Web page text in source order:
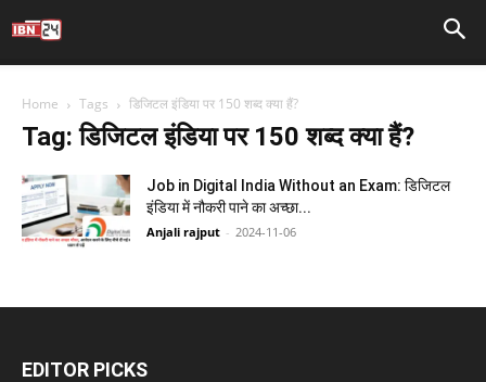
Home Tags डिजिटल इंडिया पर 150 शब्द क्या हैं?
Tag: डिजिटल इंडिया पर 150 शब्द क्या हैं?
Job in Digital India Without an Exam: डिजिटल
इंडिया में नौकरी पाने का अच्छा...
Anjali rajput - 2024-11-06
EDITOR PICKS